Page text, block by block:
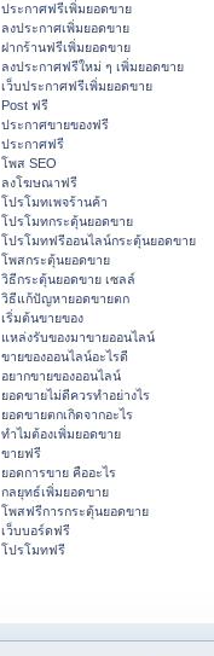
ประกาศฟรีเพิ่มยอดขาย
ลงประกาศเพิ่มยอดขาย
ฝากร้านฟรีเพิ่มยอดขาย
ลงประกาศฟรีใหม่ ๆ เพิ่มยอดขาย
เว็บประกาศฟรีเพิ่มยอดขาย
Post ฟรี
ประกาศขายของฟรี
ประกาศฟรี
โพส SEO
ลงโฆษณาฟรี
โปรโมทเพจร้านค้า
โปรโมทกระตุ้นยอดขาย
โปรโมทฟรีออนไลน์กระตุ้นยอดขาย
โพสกระตุ้นยอดขาย
วิธีกระตุ้นยอดขาย เซลล์
วิธีแก้ปัญหายอดขายตก
เริ่มต้นขายของ
แหล่งรับของมาขายออนไลน์
ขายของออนไลน์อะไรดี
อยากขายของออนไลน์
ยอดขายไม่ดีควรทำอย่างไร
ยอดขายตกเกิดจากอะไร
ทำไมต้องเพิ่มยอดขาย
ขายฟรี
ยอดการขาย คืออะไร
กลยุทธ์เพิ่มยอดขาย
โพสฟรีการกระตุ้นยอดขาย
เว็บบอร์ดฟรี
โปรโมทฟรี